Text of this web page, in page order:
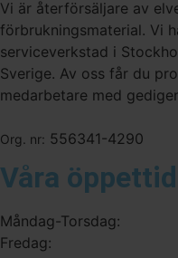
Vi är återförsäljare av
förbrukningsmaterial. Vi
serviceverkstad i
Sverige. Av oss får du
medarbetare med
Org. nr: 556341-4290
Våra
Måndag-Torsdag:
Fredag: